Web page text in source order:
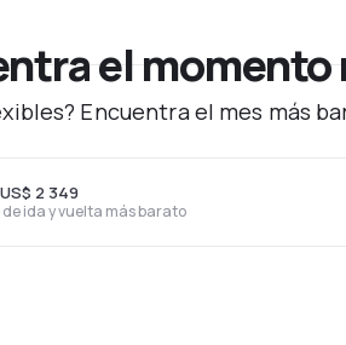
el momento
Encuentra el mes más
de ida y vuelta más barato
2 349